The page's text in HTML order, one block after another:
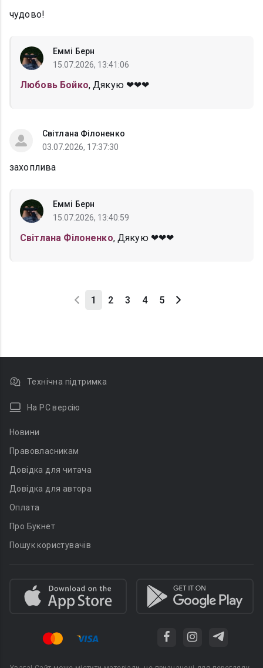
чудово!
Еммі Берн
15.07.2026, 13:41:06
Любовь Бойко, Дякую ❤❤❤
Світлана Філоненко
03.07.2026, 17:37:30
захоплива
Еммі Берн
15.07.2026, 13:40:59
Світлана Філоненко, Дякую ❤❤❤
1 2 3 4 5
Технічна підтримка
На PC версію
Новини
Правовласникам
Довідка для читача
Довідка для автора
Оплата
Про Букнет
Пошук користувачів